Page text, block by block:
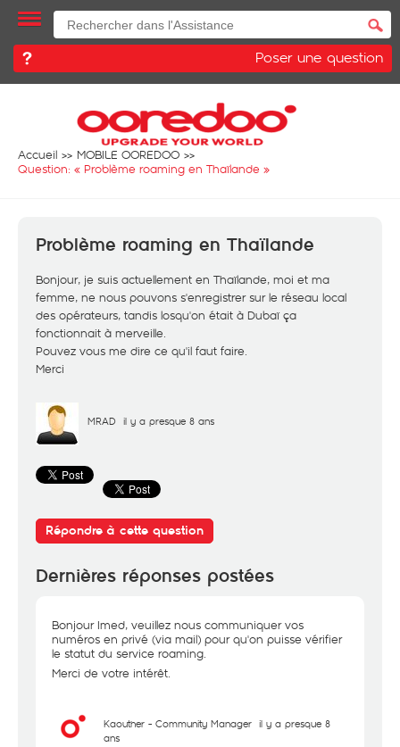
Poser une question
Accueil
MOBILE OOREDOO
Question: « Problème roaming en Thaïlande »
Problème roaming en Thaïlande
Bonjour, je suis actuellement en Thaïlande, moi et ma
femme, ne nous pouvons s'enregistrer sur le réseau local
des opérateurs, tandis losqu'on était à Dubaï ça
fonctionnait à merveille.
Pouvez vous me dire ce qu'il faut faire.
Merci
MRAD il y a presque 8 ans
Répondre à cette question
Dernières réponses postées
Bonjour Imed, veuillez nous communiquer vos
numéros en privé (via mail) pour qu'on puisse vérifier
le statut du service roaming.
Merci de votre intérêt.
Kaouther - Community Manager il y a presque 8
ans